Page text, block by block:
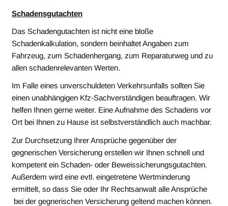
Schadensgutachten
Das Schadengutachten ist nicht eine bloße
Schadenkalkulation, sondern beinhaltet Angaben zum
Fahrzeug, zum Schadenhergang, zum Reparaturweg und zu
allen schadenrelevanten Werten.
Im Falle eines unverschuldeten Verkehrsunfalls sollten Sie
einen unabhängigen Kfz-Sachverständigen beauftragen. Wir
helfen Ihnen gerne weiter. Eine Aufnahme des Schadens vor
Ort bei Ihnen zu Hause ist selbstverständlich auch machbar.
Zur Durchsetzung Ihrer Ansprüche gegenüber der
gegnerischen Versicherung erstellen wir Ihnen schnell und
kompetent ein Schaden- oder Beweissicherungsgutachten.
Außerdem wird eine evtl. eingetretene Wertminderung
ermittelt, so dass Sie oder Ihr Rechtsanwalt alle Ansprüche
bei der gegnerischen Versicherung geltend machen können.